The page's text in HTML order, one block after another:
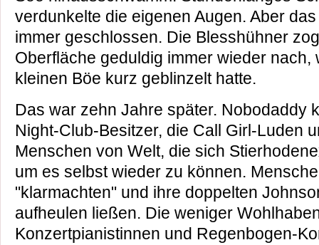
verdunkelte die eigenen Augen. Aber
immer geschlossen. Die Blesshühner
Oberfläche geduldig immer wieder nach,
kleinen Böe kurz geblinzelt hatte.
Das war zehn Jahre später. Nobodaddy
Night-Club-Besitzer, die Call Girl-Luden
Menschen von Welt, die sich
um es selbst wieder zu können.
"klarmachten" und ihre doppelten
aufheulen ließen. Die weniger
Konzertpianistinnen und Regenbogen-